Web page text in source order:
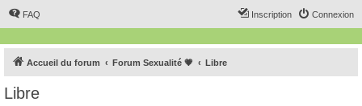
FAQ Connexion
Inscription
Accueil du forum Forum Sexualité 💗 Libre
Libre